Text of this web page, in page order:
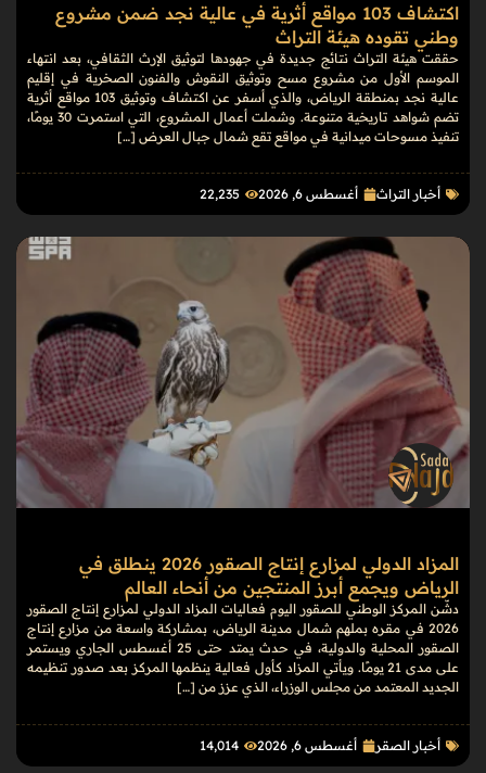
اكتشاف 103 مواقع أثرية في عالية نجد ضمن مشروع
وطني تقوده هيئة التراث
حققت هيئة التراث نتائج جديدة في جهودها لتوثيق الإرث الثقافي، بعد انتهاء
الموسم الأول من مشروع مسح وتوثيق النقوش والفنون الصخرية في إقليم
عالية نجد بمنطقة الرياض، والذي أسفر عن اكتشاف وتوثيق 103 مواقع أثرية
تضم شواهد تاريخية متنوعة. وشملت أعمال المشروع، التي استمرت 30 يومًا،
تنفيذ مسوحات ميدانية في مواقع تقع شمال جبال العرض […]
أخبار التراث أغسطس 6, 2026 22٬235
المزاد الدولي لمزارع إنتاج الصقور 2026 ينطلق في
الرياض ويجمع أبرز المنتجين من أنحاء العالم
دشّن المركز الوطني للصقور اليوم فعاليات المزاد الدولي لمزارع إنتاج الصقور
2026 في مقره بملهم شمال مدينة الرياض، بمشاركة واسعة من مزارع إنتاج
الصقور المحلية والدولية، في حدث يمتد حتى 25 أغسطس الجاري ويستمر
على مدى 21 يومًا. ويأتي المزاد كأول فعالية ينظمها المركز بعد صدور تنظيمه
الجديد المعتمد من مجلس الوزراء، الذي عزز من […]
أخبار الصقر أغسطس 6, 2026 14٬014